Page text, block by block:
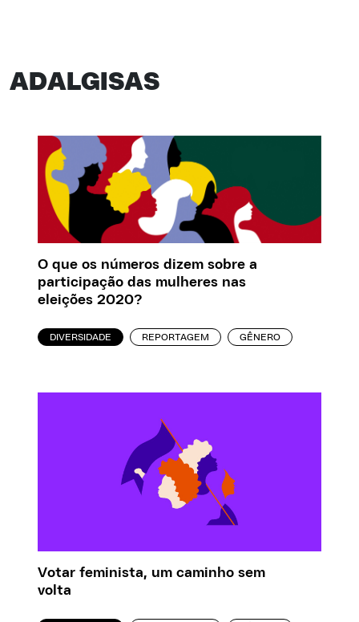
ADALGISAS
O que os números dizem sobre a
participação das mulheres nas
eleições 2020?
DIVERSIDADE REPORTAGEM GÊNERO
Votar feminista, um caminho sem
volta